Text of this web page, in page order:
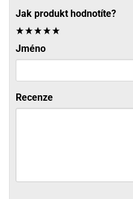
Jak produkt hodnotíte?
Jméno
Recenze